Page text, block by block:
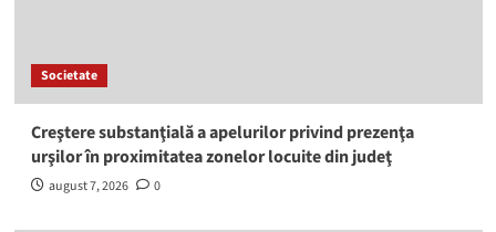
Societate
Creştere substanţială a apelurilor privind prezenţa
urşilor în proximitatea zonelor locuite din judeţ
august 7, 2026 0